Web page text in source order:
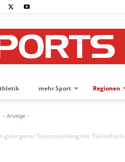
mehr Sport Regionen
- Anzeige -
gelungener Saisonausklang mit